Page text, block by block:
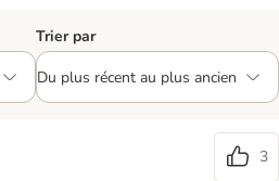
Trier par
3